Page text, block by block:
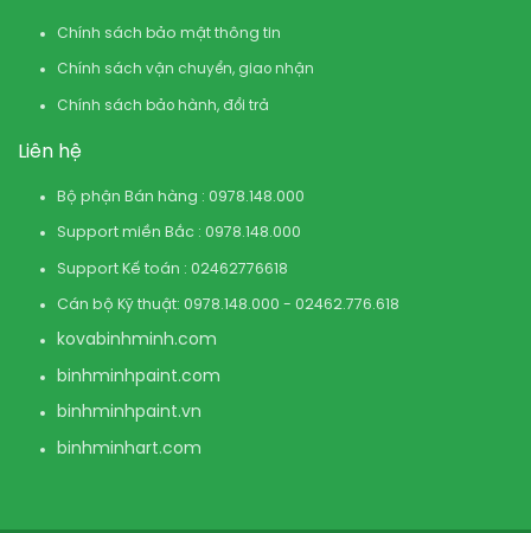
Chính sách bảo mật thông tin
Chính sách vận chuyển, giao nhận
Chính sách bảo hành, đổi trả
Liên hệ
Bộ phận Bán hàng : 0978.148.000
Support miền Bắc : 0978.148.000
Support Kế toán : 02462776618
Cán bộ Kỹ thuật: 0978.148.000 - 02462.776.618
kovabinhminh.com
binhminhpaint.com
binhminhpaint.vn
binhminhart.com